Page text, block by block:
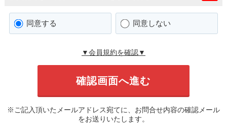
同意する 同意しない
▼会員規約を確認▼
※ご記入頂いたメールアドレス宛てに、お問合せ内容の確認メール
をお送りいたします。